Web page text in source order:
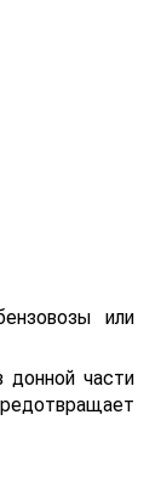
или
донной части